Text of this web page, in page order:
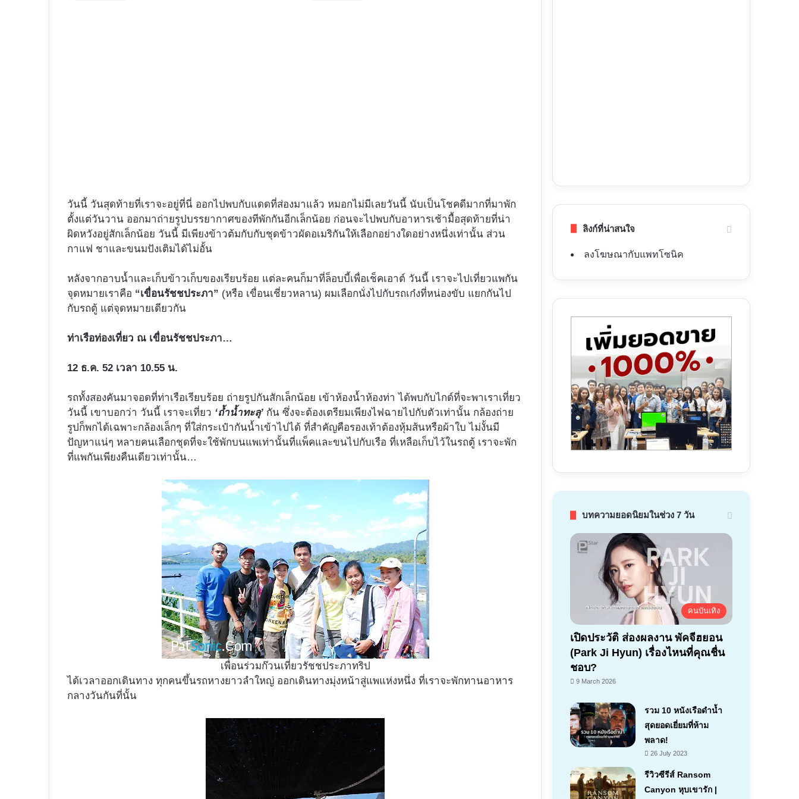
วันนี้ วันสุดท้ายที่เราจะอยู่ที่นี่ ออกไปพบกับแดดที่ส่องมาแล้ว หมอกไม่มีเลยวันนี้ นับเป็นโชคดีมากที่มาพัก
ตั้งแต่วันวาน ออกมาถ่ายรูปบรรยากาศของทีพักกันอีกเล็กน้อย ก่อนจะไปพบกับอาหารเช้ามื้อสุดท้ายที่น่า
ผิดหวังอยู่สักเล็กน้อย วันนี้ มีเพียงข้าวต้มกับกับชุดข้าวผัดอเมริกันให้เลือกอย่างใดอย่างหนึ่งเท่านั้น ส่วน
กาแฟ ชาและขนมปังเติมได้ไม่อั้น
หลังจากอาบน้ำและเก็บข้าวเก็บของเรียบร้อย แต่ละคนก็มาที่ล็อบบี้เพื่อเช็คเอาต์ วันนี้ เราจะไปเที่ยวแพกัน
จุดหมายเราคือ “เขื่อนรัชชประภา” (หรือ เขื่อนเชี่ยวหลาน) ผมเลือกนั่งไปกับรถเก๋งที่หน่องขับ แยกกันไป
กับรถตู้ แต่จุดหมายเดียวกัน
ท่าเรือท่องเที่ยว ณ เขื่อนรัชชประภา…
12 ธ.ค. 52 เวลา 10.55 น.
รถทั้งสองคันมาจอดที่ท่าเรือเรียบร้อย ถ่ายรูปกันสักเล็กน้อย เข้าห้องน้ำห้องท่า ได้พบกับไกด์ที่จะพาเราเที่ยว
วันนี้ เขาบอกว่า วันนี้ เราจะเที่ยว ‘ถ้ำน้ำทะลุ’ กัน ซึ่งจะต้องเตรียมเพียงไฟฉายไปกับตัวเท่านั้น กล้องถ่าย
รูปก็พกได้เฉพาะกล้องเล็กๆ ที่ใส่กระเป๋ากันน้ำเข้าไปได้ ที่สำคัญคือรองเท้าต้องหุ้มส้นหรือผ้าใบ ไม่งั้นมี
ปัญหาแน่ๆ หลายคนเลือกชุดที่จะใช้พักบนแพเท่านั้นที่แพ็คและขนไปกับเรือ ที่เหลือเก็บไว้ในรถตู้ เราจะพัก
ที่แพกันเพียงคืนเดียวเท่านั้น…
เพื่อนร่วมก๊วนเที่ยวรัชชประภาทริป
ได้เวลาออกเดินทาง ทุกคนขึ้นรถหางยาวลำใหญ่ ออกเดินทางมุ่งหน้าสู่แพแห่งหนึ่ง ที่เราจะพักทานอาหาร
กลางวันกันที่นั้น
ลิงก์ที่น่าสนใจ
ลงโฆษณากับแพทโซนิค
บทความยอดนิยมในช่วง 7 วัน
คนบันเทิง
เปิดประวัติ ส่องผลงาน พัคจีฮยอน
(Park Ji Hyun) เรื่องไหนที่คุณชื่น
ชอบ?
9 March 2026
รวม 10 หนังเรือดำน้ำ
สุดยอดเยี่ยมที่ห้าม
พลาด!
26 July 2023
รีวิวซีรีส์ Ransom
Canyon หุบเขารัก |